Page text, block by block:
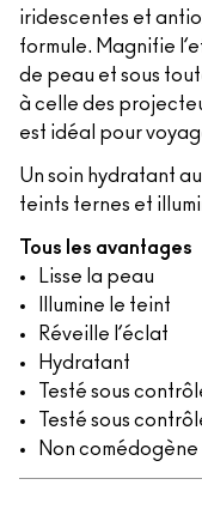
iridescentes et
formule. Magnifie
de peau et sous
à celle des
est idéal pour
Un soin hydratant
teints ternes et
Tous les avantages
Lisse la peau
Illumine le teint
Réveille l’éclat
Hydratant
Testé sous
Testé sous
Non comédogène